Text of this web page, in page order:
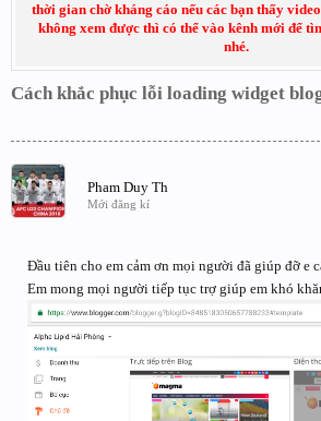
thời gian chờ kháng cáo nếu các bạn thấy
không xem được thì có thể vào kênh mới để
nhé.
Cách khắc phục lỗi loading widget
Pham Duy Th
Mới đăng kí
Đầu tiên cho em cảm ơn mọi người đã giúp đỡ e
Em mong mọi người tiếp tục trợ giúp em khó